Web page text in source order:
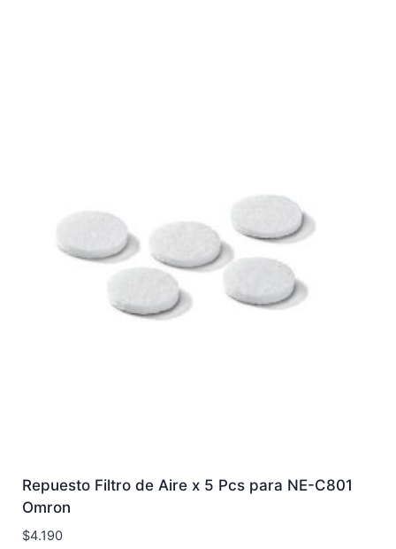
Repuesto Filtro de Aire x 5 Pcs para NE-C801
Omron
$4.190